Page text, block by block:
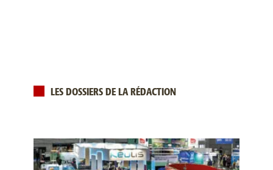
LES DOSSIERS DE LA RÉDACTION